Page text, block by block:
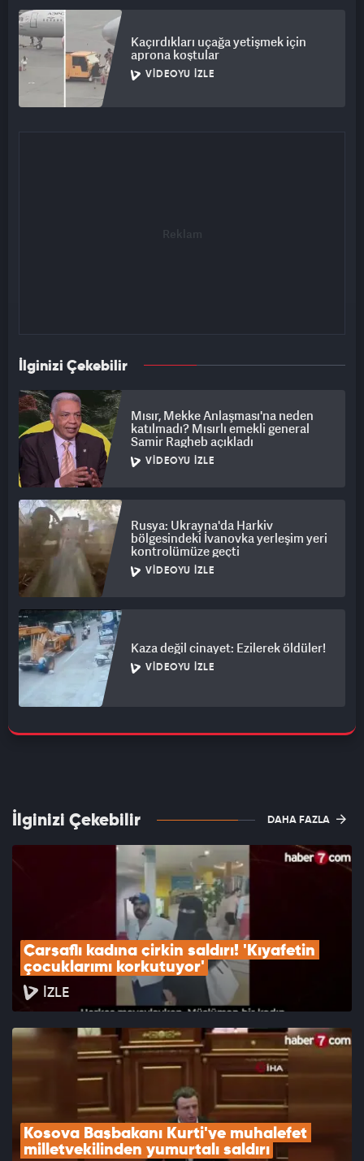
Kaçırdıkları uçağa yetişmek için
aprona koştular
VIDEOYU İZLE
İlginizi Çekebilir
Mısır, Mekke Anlaşması'na neden
katılmadı? Mısırlı emekli general
Samir Ragheb açıkladı
VIDEOYU İZLE
Rusya: Ukrayna'da Harkiv
bölgesindeki İvanovka yerleşim yeri
kontrolümüze geçti
VIDEOYU İZLE
Kaza değil cinayet: Ezilerek öldüler!
VIDEOYU İZLE
İlginizi Çekebilir DAHA FAZLA
Çarşaflı kadına çirkin saldırı! 'Kıyafetin
çocuklarımı korkutuyor'
İZLE
Kosova Başbakanı Kurti'ye muhalefet
milletvekilinden yumurtalı saldırı